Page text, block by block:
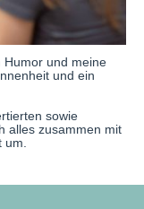
Humor und meine
und ein
sowie
alles zusammen mit